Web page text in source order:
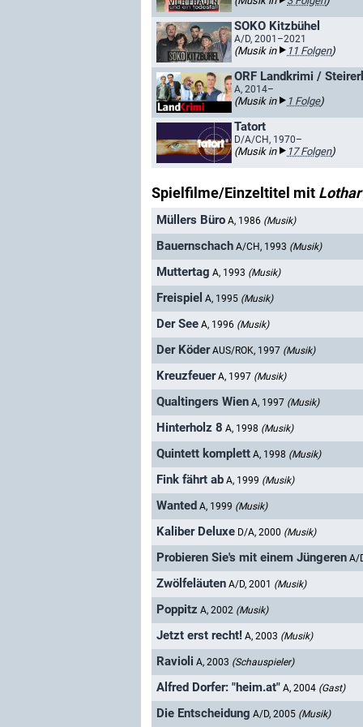
SOKO Kitzbühel
A/D, 2001–2021
(Musik in 11 Folgen)
ORF Landkrimi /
A, 2014–
(Musik in 1 Folge)
Tatort
D/A/CH, 1970–
(Musik in 17 Folgen)
Spielfilme/Einzeltitel mit
Müllers Büro A, 1986 (Musik)
Bauernschach A/CH, 1993 (Musik)
Muttertag A, 1993 (Musik)
Freispiel A, 1995 (Musik)
Der See A, 1996 (Musik)
Der Köder AUS/ROK, 1997 (Musik)
Kreuzfeuer A, 1997 (Musik)
Qualtingers Wien A, 1997 (Musik)
Hinterholz 8 A, 1998 (Musik)
Quintett komplett A, 1998 (Musik)
Fink fährt ab A, 1999 (Musik)
Wanted A, 1999 (Musik)
Kaliber Deluxe D/A, 2000 (Musik)
Probieren Sie's mit einem Jüngeren A/
Zwölfeläuten A/D, 2001 (Musik)
Poppitz A, 2002 (Musik)
Jetzt erst recht! A, 2003 (Musik)
Ravioli A, 2003 (Schauspieler)
Alfred Dorfer: "heim.at" A, 2004 (Gast)
Die Entscheidung A/D, 2005 (Musik)